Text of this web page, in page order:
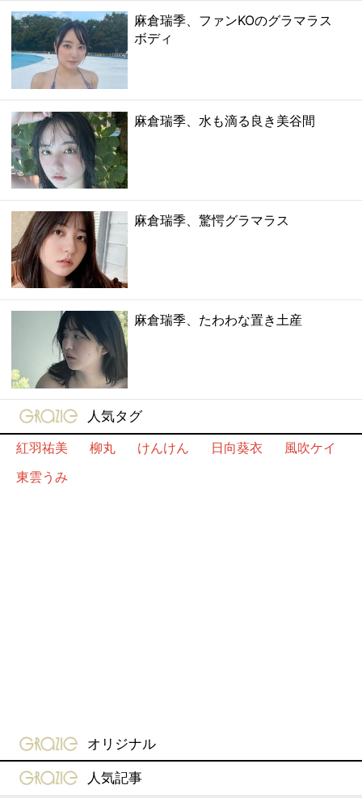
麻倉瑞季、ファンKOのグラマラス
ボディ
麻倉瑞季、水も滴る良き美谷間
麻倉瑞季、驚愕グラマラス
麻倉瑞季、たわわな置き土産
gravure-grazie
人気タグ
紅羽祐美
柳丸 けんけん 日向葵衣
風吹ケイ
東雲うみ
gravure-grazie
オリジナル
gravure-grazie
人気記事